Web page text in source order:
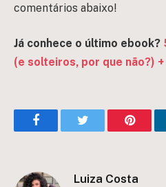
comentários abaixo!
Já conhece o último ebook?
(e solteiros, por que não?)
FacebookTwitter
Luiza Costa